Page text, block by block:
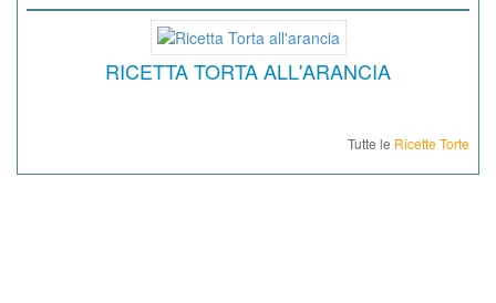
RICETTA TORTA ALL'ARANCIA
Tutte le Ricette Torte